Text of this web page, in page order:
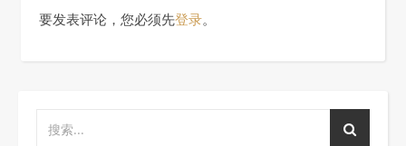
要发表评论，您必须先登录。